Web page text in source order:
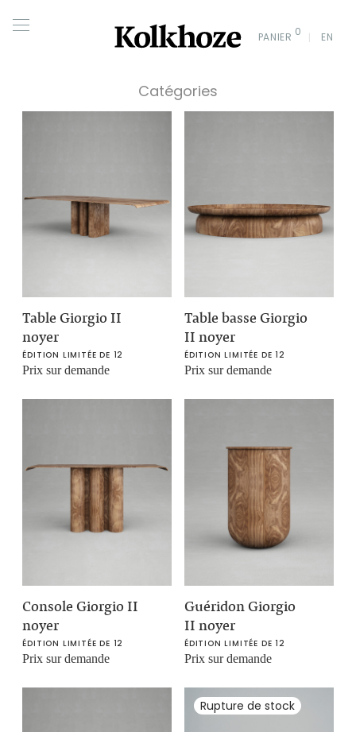
PANIER 0 EN
Catégories
Table Giorgio II
noyer
ÉDITION LIMITÉE DE 12
Prix sur demande
Table basse Giorgio
II noyer
ÉDITION LIMITÉE DE 12
Prix sur demande
Console Giorgio II
noyer
ÉDITION LIMITÉE DE 12
Prix sur demande
Guéridon Giorgio
II noyer
ÉDITION LIMITÉE DE 12
Prix sur demande